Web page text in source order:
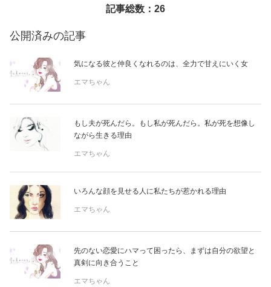
美容/健康
ワークスタイル
ココロ/カラダ
グルメ
トラベル
カルチャー/エンタメ
占い
記事総数：26
公開済みの記事
気になる彼と仲良くなれるのは、全力で甘えにいく女
エマちゃん
もし夫が死んだら。もし私が死んだら。私が死を想像し
ながら生きる理由
エマちゃん
いろんな顔を見せる人に私たちが惹かれる理由
エマちゃん
先のない恋愛にハマって困ったら、まずは自分の欲望と
真剣に向き合うこと
エマちゃん